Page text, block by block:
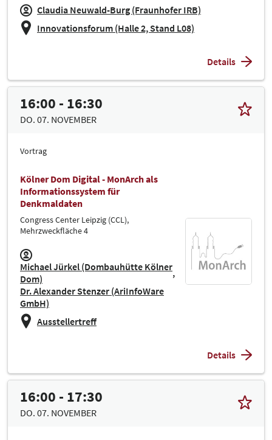
Claudia Neuwald-Burg (Fraunhofer IRB)
Innovationsforum (Halle 2, Stand L08)
Details
16:00 - 16:30
DO. 07. NOVEMBER
Vortrag
Kölner Dom Digital - MonArch als
Informationssystem für
Denkmaldaten
Congress Center Leipzig (CCL),
Mehrzweckfläche 4
Michael Jürkel (Dombauhütte Kölner
Dom)
Dr. Alexander Stenzer (AriInfoWare
GmbH)
Ausstellertreff
Details
16:00 - 17:30
DO. 07. NOVEMBER